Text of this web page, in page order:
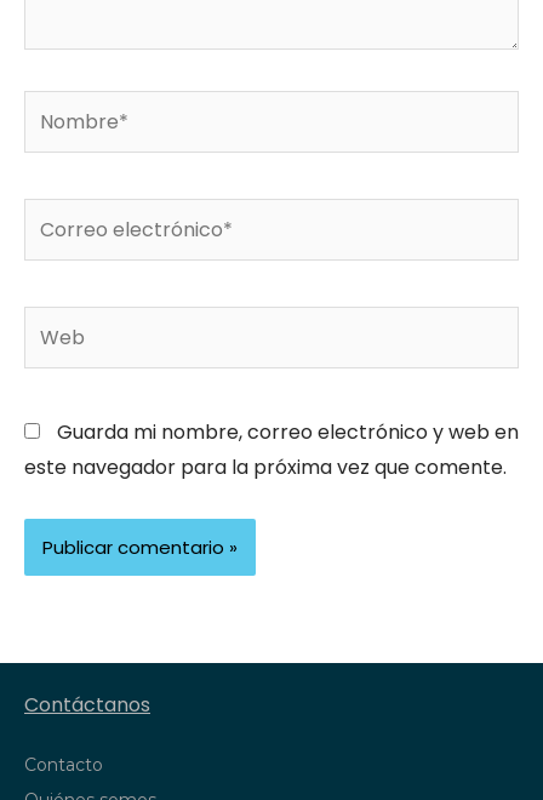
Nombre*
Guarda mi nombre, correo electrónico y web en
este navegador para la próxima vez que comente.
Contáctanos
Contacto